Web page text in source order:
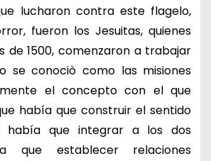
lucharon contra este flagelo,
fueron los Jesuitas, quienes
de 1500, comenzaron a trabajar
se conociò como las misiones
el concepto con el que
había que construir el sentido
había que integrar a los dos
que establecer relaciones